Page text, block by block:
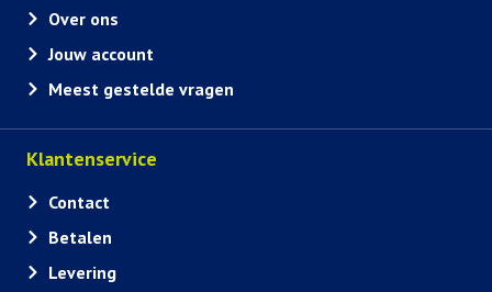
Over ons
Jouw account
Meest gestelde vragen
Klantenservice
Contact
Betalen
Levering